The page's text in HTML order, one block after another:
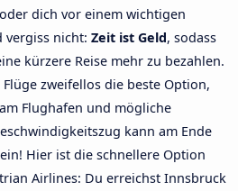
dich vor einem wichtigen
vergiss nicht: Zeit ist Geld, sodass
kürzere Reise mehr zu bezahlen.
zweifellos die beste Option,
Flughafen und mögliche
kann am Ende
Hier ist die schnellere Option
Airlines: Du erreichst Innsbruck